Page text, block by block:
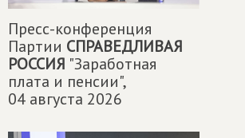
Пресс-конференция
Партии СПРАВЕДЛИВАЯ
РОССИЯ "Заработная
плата и пенсии",
04 августа 2026